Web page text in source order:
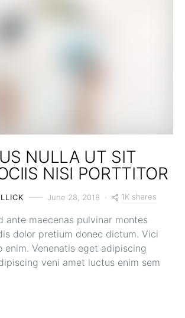
NULLA UT SIT
NISI PORTTITOR
June 28, 2018 1K shares
ante maecenas pulvinar montes
dolor pretium donec dictum. Vici
enim. Venenatis eget adipiscing
veni amet luctus enim sem